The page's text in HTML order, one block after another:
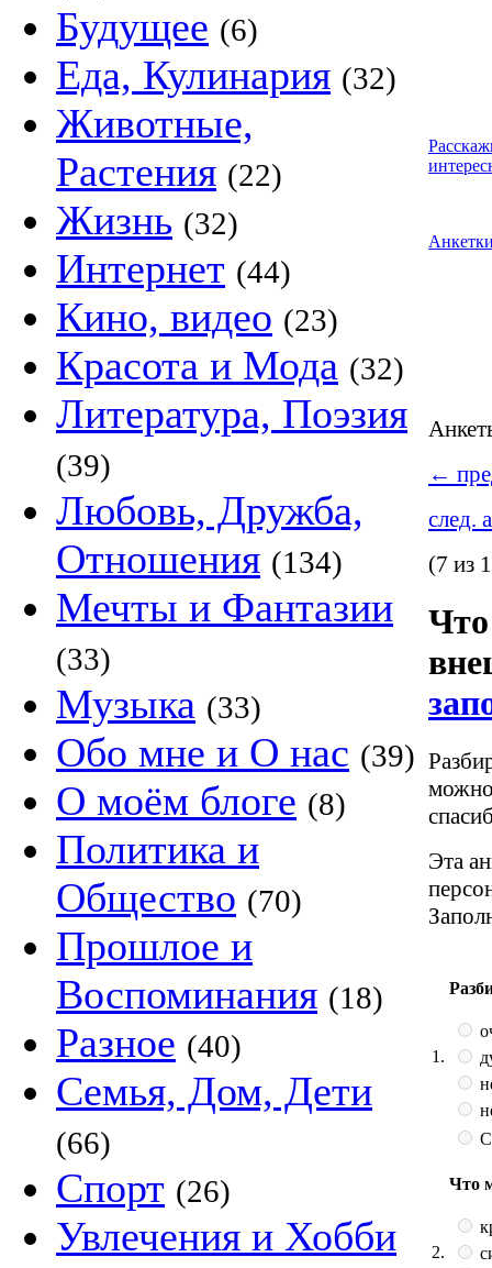
Будущее (6)
Еда, Кулинария (32)
Животные,
Растения (22)
Жизнь (32)
Интернет (44)
Кино, видео (23)
Красота и Мода (32)
Литература, Поэзия
(39)
Любовь, Дружба,
Отношения (134)
Мечты и Фантазии
(33)
Музыка (33)
Обо мне и О нас (39)
О моём блоге (8)
Политика и
Общество (70)
Прошлое и
Воспоминания (18)
Разное (40)
Семья, Дом, Дети
(66)
Спорт (26)
Увлечения и Хобби
←
след.
(7 из
Что
можно
Эта
1.
2.
Что